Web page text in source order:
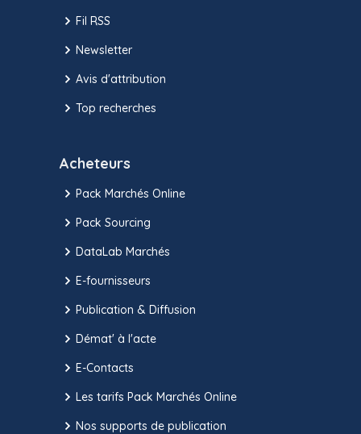
Fil RSS
Newsletter
Avis d'attribution
Top recherches
Acheteurs
Pack Marchés Online
Pack Sourcing
DataLab Marchés
E-fournisseurs
Publication & Diffusion
Démat' à l'acte
E-Contacts
Les tarifs Pack Marchés Online
Nos supports de publication